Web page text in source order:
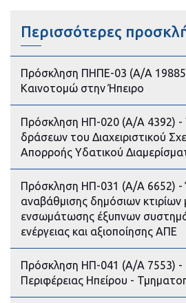
Περισσότερες
Πρόσκληση ΠΗΠΕ-03 (Α/Α 19885)
Καινοτομώ στην Ήπειρο
Πρόσκληση ΗΠ-020 (Α/Α 4392) -
δράσεων του Διαχειριστικού
Απορροής Υδατικού
Πρόσκληση ΗΠ-031 (Α/Α 6652) -
αναβάθμισης δημόσιων
ενσωμάτωσης έξυπνων
ενέργειας και αξιοποίησης ΑΠΕ
Πρόσκληση ΗΠ-041 (Α/Α 7553) -
Περιφέρειας Ηπείρου -